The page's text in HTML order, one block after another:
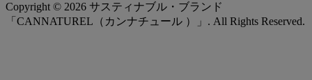
Copyright © 2026 サスティナブル・ブランド
「CANNATUREL（カンナチュール ）」. All Rights Reserved.